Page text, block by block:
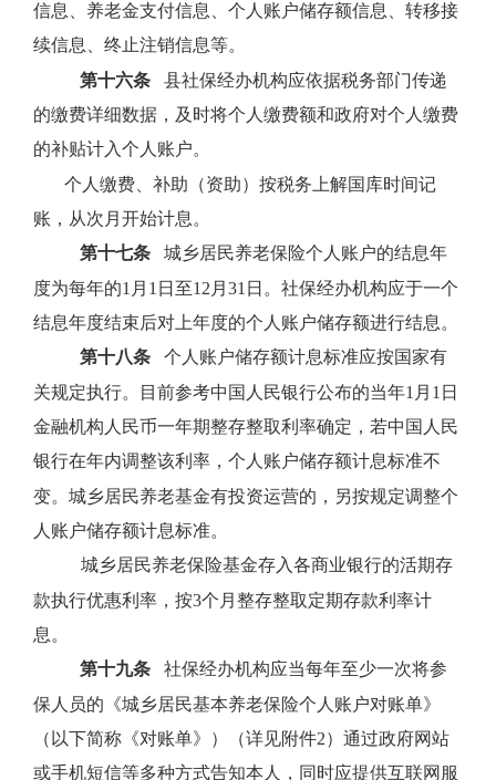
信息、养老金支付信息、个人账户储存额信息、转移接
续信息、终止注销信息等。
第十六条
县社保经办机构应依据税务部门传递
的缴费详细数据，及时将个人缴费额和政府对个人缴费
的补贴计入个人账户。
个人缴费、补助（资助）按税务上解国库时间记
账，从次月开始计息。
第十七条
城乡居民养老保险个人账户的结息年
度为每年的1 月 1 日至12 月 31 日。社保经办机构应于一个
结息年度结束后对上年度的个人账户储存额进行结息。
第十八条
个人账户储存额计息标准应按国家有
关规定执行。目前参考中国人民银行公布的当年1 月 1 日
金融机构人民币一年期整存整取利率确定，若中国人民
银行在年内调整该利率，个人账户储存额计息标准不
变。城乡居民养老基金有投资运营的，另按规定调整个
人账户储存额计息标准。
城乡居民养老保险基金存入各商业银行的活期存
款执行优惠利率，按3个月整存整取定期存款利率计
息。
第十九条
社保经办机构应当每年至少一次将参
保人员的《城乡居民基本养老保险个人账户对账单》
（以下简称《对账单》）（详见附件2）通过政府网站
或手机短信等多种方式告知本人，同时应提供互联网服